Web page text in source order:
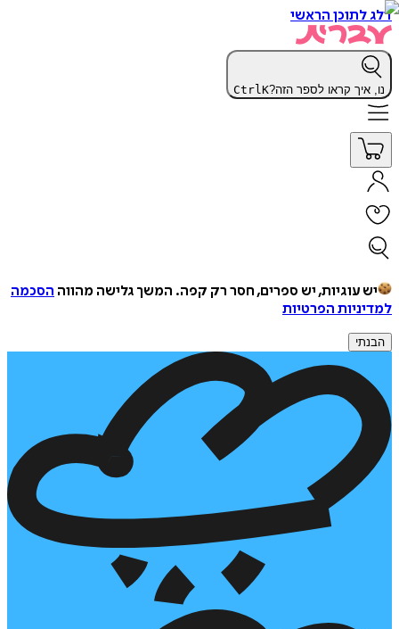
דלג לתוכן הראשי
נו, איך קראו לספר הזה? CtrlK
יש עוגיות, יש ספרים, חסר רק קפה. המשך גלישה מהווה הסכמה
למדיניות הפרטיות
הבנתי